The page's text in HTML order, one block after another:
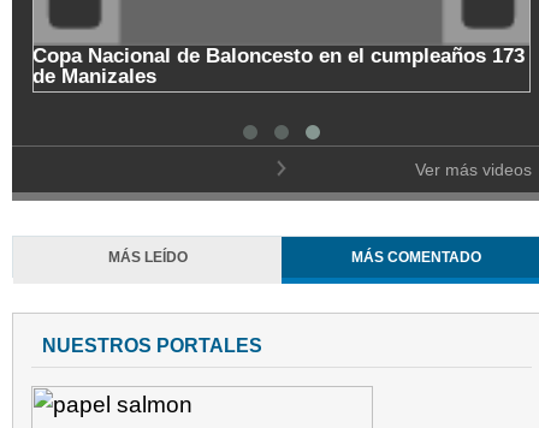
Copa Nacional de Baloncesto en el cumpleaños 173
de Manizales
Ver más videos
MÁS LEÍDO MÁS COMENTADO
NUESTROS PORTALES